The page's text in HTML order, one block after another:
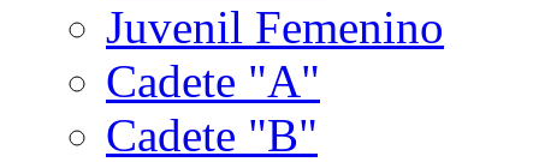
Juvenil Femenino
Cadete "A"
Cadete "B"